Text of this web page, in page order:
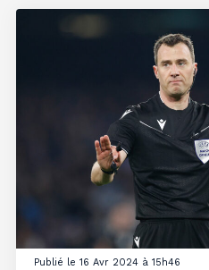
Publié le 16 Avr 2024 à 15h46